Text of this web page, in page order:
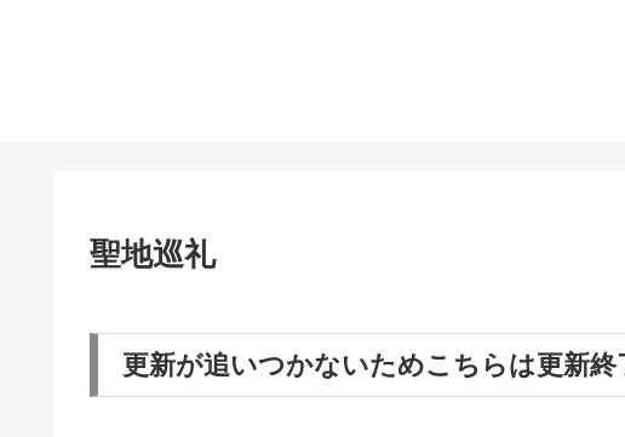
聖地巡礼
更新が追いつかないためこちらは更新終